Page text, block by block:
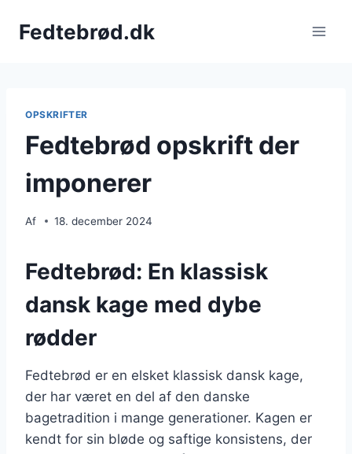
Fedtebrød.dk
OPSKRIFTER
Fedtebrød opskrift der
imponerer
Af 18. december 2024
Fedtebrød: En klassisk
dansk kage med dybe
rødder
Fedtebrød er en elsket klassisk dansk kage,
der har været en del af den danske
bagetradition i mange generationer. Kagen er
kendt for sin bløde og saftige konsistens, der